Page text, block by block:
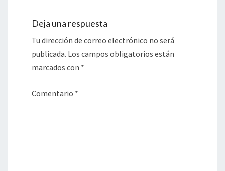
Deja una respuesta
Tu dirección de correo electrónico no será
publicada. Los campos obligatorios están
marcados con *
Comentario *